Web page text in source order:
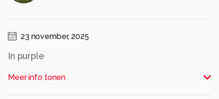
23 november, 2025
In purple
Alle rechten voorbehouden
Meer info tonen